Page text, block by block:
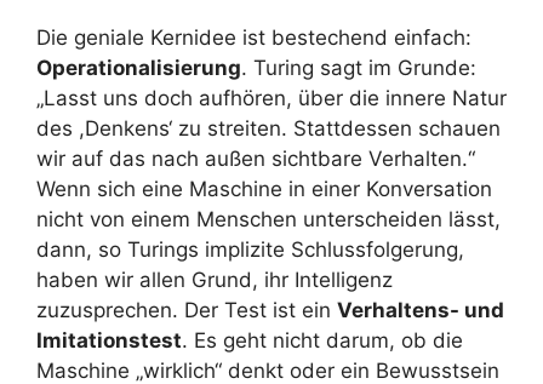
Die geniale Kernidee ist bestechend einfach:
Operationalisierung. Turing sagt im Grunde:
„Lasst uns doch aufhören, über die innere Natur
des ,Denkens‘ zu streiten. Stattdessen schauen
wir auf das nach außen sichtbare Verhalten.“
Wenn sich eine Maschine in einer Konversation
nicht von einem Menschen unterscheiden lässt,
dann, so Turings implizite Schlussfolgerung,
haben wir allen Grund, ihr Intelligenz
zuzusprechen. Der Test ist ein Verhaltens- und
Imitationstest. Es geht nicht darum, ob die
Maschine „wirklich“ denkt oder ein Bewusstsein